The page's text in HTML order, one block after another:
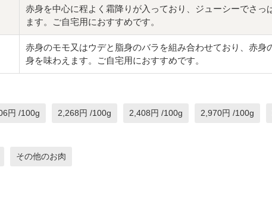
赤身を中心に程よく霜降りが入っており、ジューシーでさっ
ます。ご自宅用におすすめです。
赤身のモモ又はウデと脂身のバラを組み合わせており、赤身
身を味わえます。ご自宅用におすすめです。
円 /100g 2,268円 /100g 2,408円 /100g 2,970円 /100g
その他のお肉